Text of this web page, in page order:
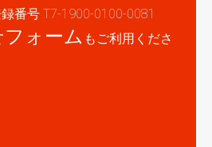
番号 T7-1900-0100-0081
ォーム もご利用くださ